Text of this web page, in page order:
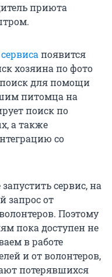
приюта
сервисапоявится
хозяина по фото
для помощи
питомца на
поиск по
а также
со
сервис, на
от
Поэтому
пока доступен не
в работе
и от волонтеров,
потерявшихся